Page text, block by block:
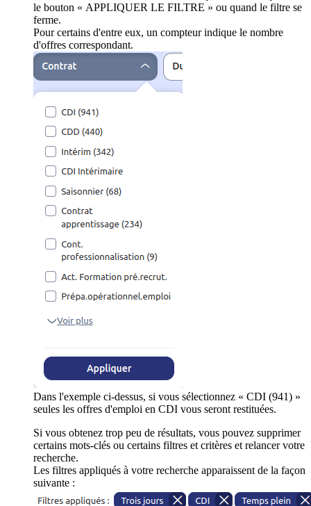
le bouton « APPLIQUER LE FILTRE » ou quand le filtre se
ferme.
Pour certains d'entre eux, un compteur indique le nombre
d'offres correspondant.
Dans l'exemple ci-dessus, si vous sélectionnez « CDI (941) »
seules les offres d'emploi en CDI vous seront restituées.
Si vous obtenez trop peu de résultats, vous pouvez supprimer
certains mots-clés ou certains filtres et critères et relancer votre
recherche.
Les filtres appliqués à votre recherche apparaissent de la façon
suivante :